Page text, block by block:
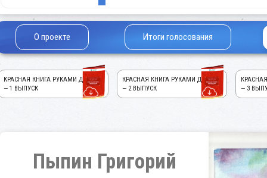
О проекте Итоги голосования
КРАСНАЯ КНИГА РУКАМИ ДЕТЕЙ!
— 1 ВЫПУСК
КРАСНАЯ КНИГА РУКАМИ ДЕТЕЙ!
— 2 ВЫПУСК
— 3
Пыпин Григорий